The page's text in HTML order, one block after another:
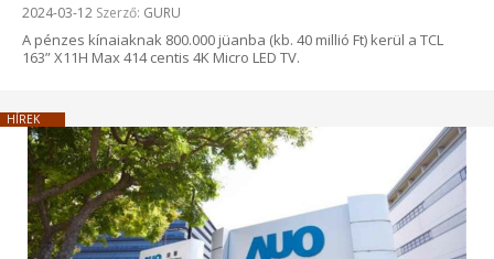
Beküldve:
2024-03-12 Szerző: GURU
A pénzes kínaiaknak 800.000 jüanba (kb. 40 millió Ft) kerül a TCL
163” X11H Max 414 centis 4K Micro LED TV.
HÍREK